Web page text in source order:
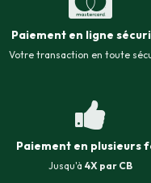
Paiement en ligne
Votre transaction en toute
Paiement en plusieurs
Jusqu'à 4X par CB